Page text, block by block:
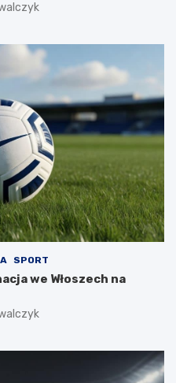
SPORT
we Włoszech na